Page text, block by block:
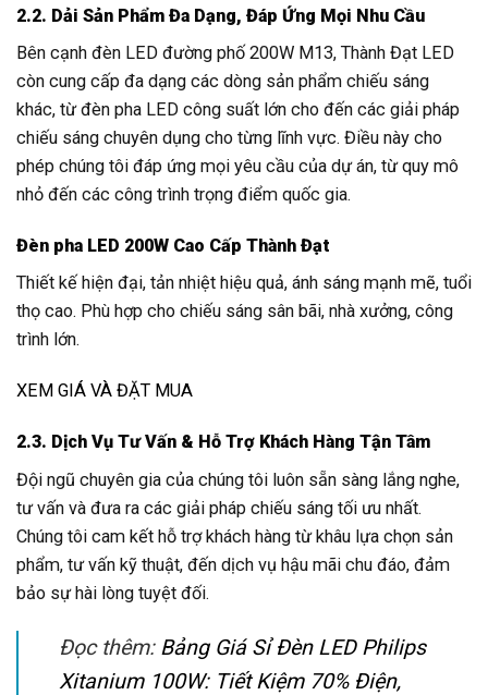
2.2. Dải Sản Phẩm Đa Dạng, Đáp Ứng Mọi Nhu Cầu
Bên cạnh đèn LED đường phố 200W M13, Thành Đạt LED
còn cung cấp đa dạng các dòng sản phẩm chiếu sáng
khác, từ đèn pha LED công suất lớn cho đến các giải pháp
chiếu sáng chuyên dụng cho từng lĩnh vực. Điều này cho
phép chúng tôi đáp ứng mọi yêu cầu của dự án, từ quy mô
nhỏ đến các công trình trọng điểm quốc gia.
Đèn pha LED 200W Cao Cấp Thành Đạt
Thiết kế hiện đại, tản nhiệt hiệu quả, ánh sáng mạnh mẽ, tuổi
thọ cao. Phù hợp cho chiếu sáng sân bãi, nhà xưởng, công
trình lớn.
XEM GIÁ VÀ ĐẶT MUA
2.3. Dịch Vụ Tư Vấn & Hỗ Trợ Khách Hàng Tận Tâm
Đội ngũ chuyên gia của chúng tôi luôn sẵn sàng lắng nghe,
tư vấn và đưa ra các giải pháp chiếu sáng tối ưu nhất.
Chúng tôi cam kết hỗ trợ khách hàng từ khâu lựa chọn sản
phẩm, tư vấn kỹ thuật, đến dịch vụ hậu mãi chu đáo, đảm
bảo sự hài lòng tuyệt đối.
Đọc thêm: Bảng Giá Sỉ Đèn LED Philips
Xitanium 100W: Tiết Kiệm 70% Điện,